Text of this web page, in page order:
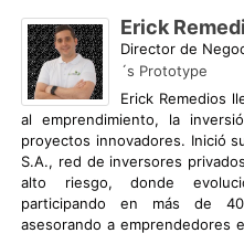
Erick
Director de
´s Prototype
Erick Remedios
al emprendimiento, la
proyectos innovadores. Inició
S.A., red de inversores
alto riesgo, donde
participando en más de
asesorando a emprendedores